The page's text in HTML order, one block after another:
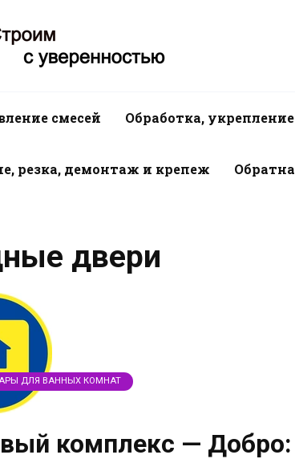
смесей Обработка,
резка, демонтаж и крепеж
двери
ДЛЯ ВАННЫХ КОМНАТ
комплекс —